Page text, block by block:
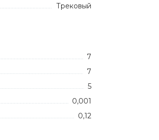
Трековый
7
7
5
0,001
0,12